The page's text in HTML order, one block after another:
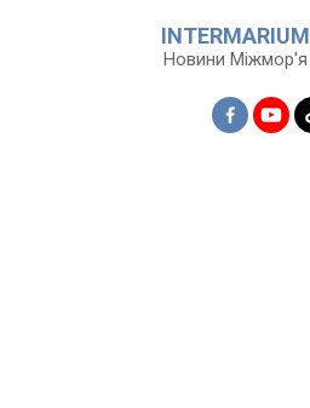
INTERMARIUM
Новини Міжмор'я